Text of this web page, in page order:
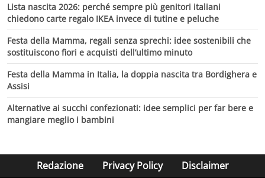
Lista nascita 2026: perché sempre più genitori italiani
chiedono carte regalo IKEA invece di tutine e peluche
Festa della Mamma, regali senza sprechi: idee sostenibili che
sostituiscono fiori e acquisti dell’ultimo minuto
Festa della Mamma in Italia, la doppia nascita tra Bordighera e
Assisi
Alternative ai succhi confezionati: idee semplici per far bere e
mangiare meglio i bambini
Redazione Privacy Policy Disclaimer